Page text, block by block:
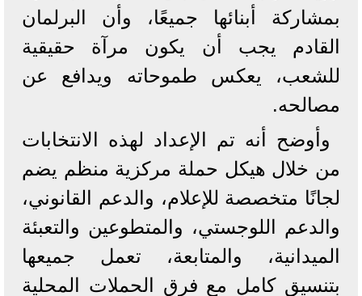
بمشاركة أبنائها جميعًا، وأن البرلمان
القادم يجب أن يكون مرآة حقيقية
للشعب، يعكس طموحاته ويدافع عن
مصالحه.
وأوضح أنه تم الإعداد لهذه الانتخابات
من خلال هيكل حملة مركزية منظم يضم
لجانًا متخصصة للإعلام، والدعم القانوني،
والدعم اللوجستي، والمتطوعين والتعبئة
الميدانية، والمتابعة، تعمل جميعها
بتنسيق كامل مع فرق الحملات المحلية